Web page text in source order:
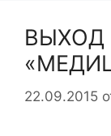
ВЫХОД
22.09.2015